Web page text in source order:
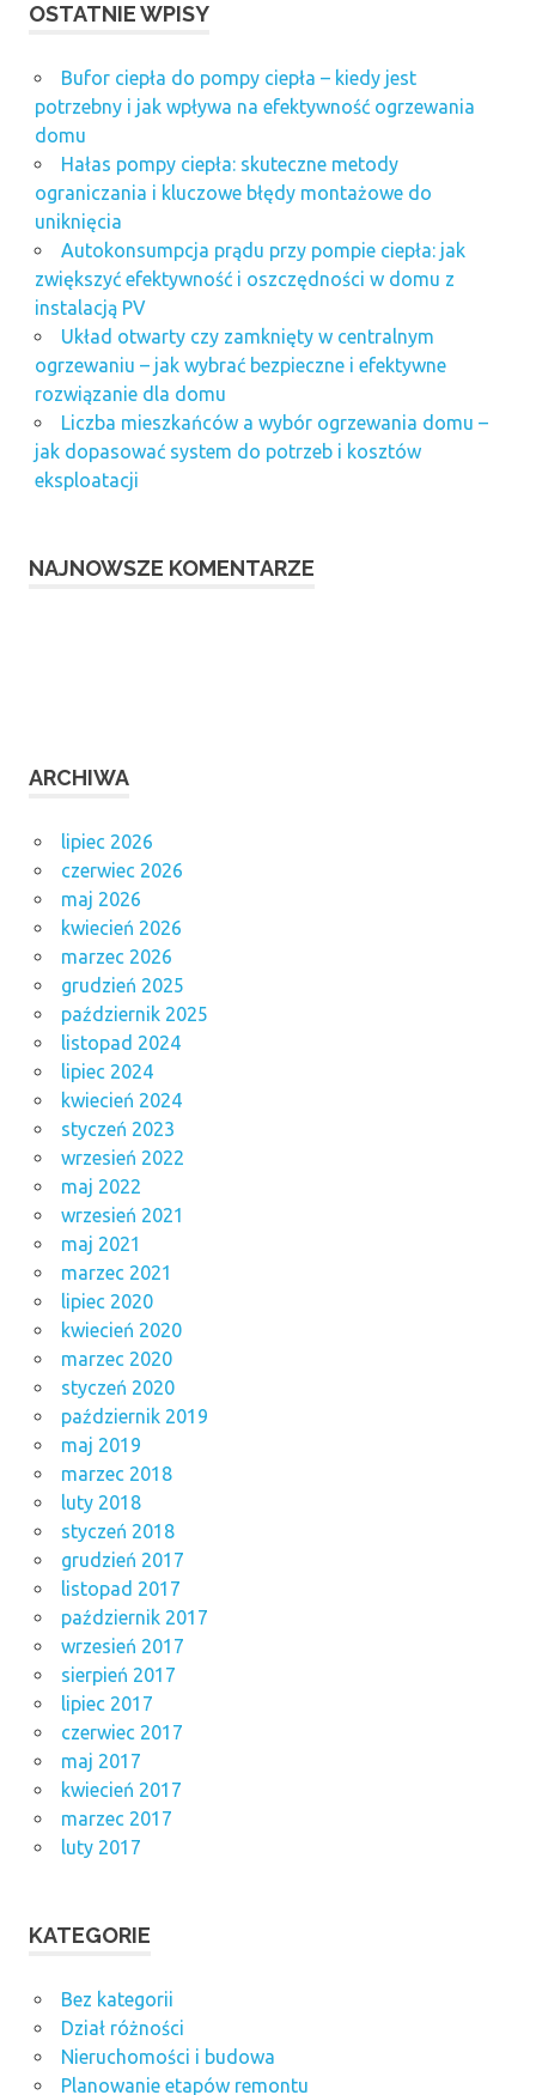
OSTATNIE WPISY
Bufor ciepła do pompy ciepła – kiedy jest
potrzebny i jak wpływa na efektywność ogrzewania
domu
Hałas pompy ciepła: skuteczne metody
ograniczania i kluczowe błędy montażowe do
uniknięcia
Autokonsumpcja prądu przy pompie ciepła: jak
zwiększyć efektywność i oszczędności w domu z
instalacją PV
Układ otwarty czy zamknięty w centralnym
ogrzewaniu – jak wybrać bezpieczne i efektywne
rozwiązanie dla domu
Liczba mieszkańców a wybór ogrzewania domu –
jak dopasować system do potrzeb i kosztów
eksploatacji
NAJNOWSZE KOMENTARZE
ARCHIWA
lipiec 2026
czerwiec 2026
maj 2026
kwiecień 2026
marzec 2026
grudzień 2025
październik 2025
listopad 2024
lipiec 2024
kwiecień 2024
styczeń 2023
wrzesień 2022
maj 2022
wrzesień 2021
maj 2021
marzec 2021
lipiec 2020
kwiecień 2020
marzec 2020
styczeń 2020
październik 2019
maj 2019
marzec 2018
luty 2018
styczeń 2018
grudzień 2017
listopad 2017
październik 2017
wrzesień 2017
sierpień 2017
lipiec 2017
czerwiec 2017
maj 2017
kwiecień 2017
marzec 2017
luty 2017
KATEGORIE
Bez kategorii
Dział różności
Nieruchomości i budowa
Planowanie etapów remontu